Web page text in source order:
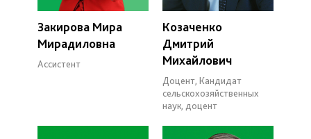
Закирова Мира
Мирадиловна
Ассистент
Козаченко
Дмитрий
Михайлович
Доцент, Кандидат
сельскохозяйственных
наук, доцент